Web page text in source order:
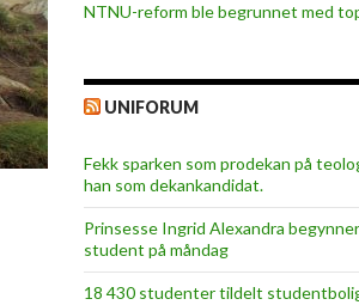
NTNU-reform ble begrunnet med
UNIFORUM
Fekk sparken som prodekan på
han som dekankandidat.
Prinsesse Ingrid Alexandra
student på måndag
18 430 studenter tildelt